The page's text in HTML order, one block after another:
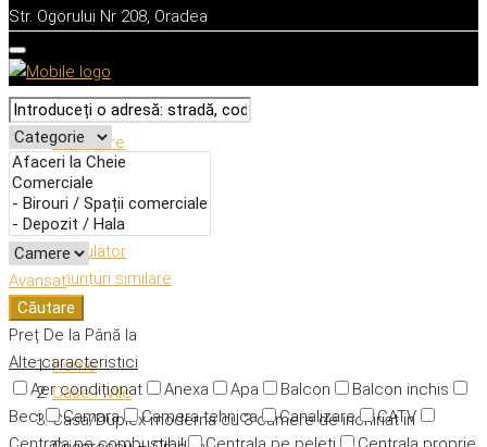
Str. Ogorului Nr 208, Oradea
Avansat
Căutare
Preț De la Până la
Alte caracteristici
Aer condiționat
Anexa Apa Balcon
Balcon inchis
Beci
Camara Camera tehnica Canalizare
CATV
Descriere
Caracteristici
Adresă
Detalii
Calculator
Anunțuri similare
Home
Case / Vile
Casa/Duplex moderna cu 3 camere de inchiriat in